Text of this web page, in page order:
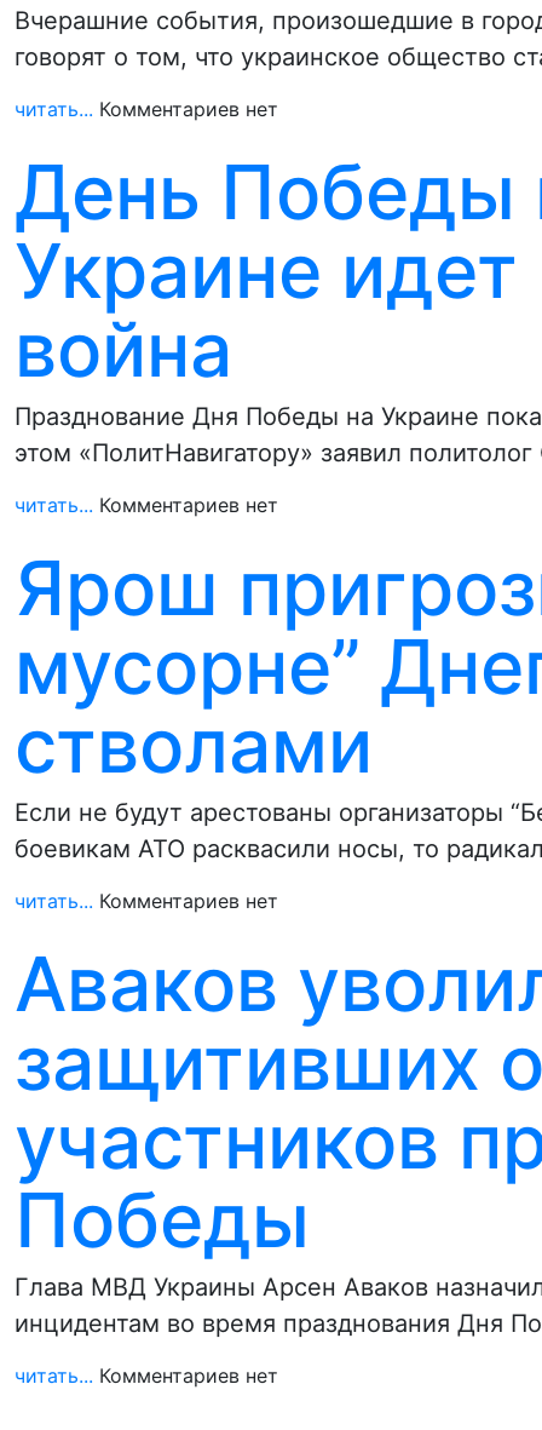
Вчерашние события, произошедшие в
говорят о том, что украинское общество
читать... Комментариев нет
День Победы
Украине
война
Празднование Дня Победы на Украине
этом «ПолитНавигатору» заявил
читать... Комментариев нет
Ярош
мусорне”
стволами
Если не будут арестованы организаторы
боевикам АТО расквасили носы, то
читать... Комментариев нет
Аваков
защитивших
участников
Победы
Глава МВД Украины Арсен Аваков
инцидентам во время празднования Дня
читать... Комментариев нет